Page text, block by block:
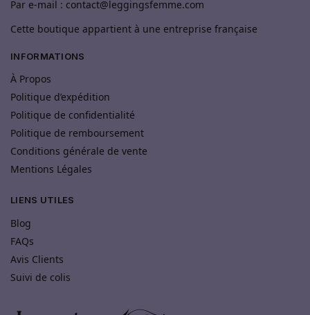
Par e-mail : contact@leggingsfemme.com
Cette boutique appartient à une entreprise française
INFORMATIONS
À Propos
Politique d’expédition
Politique de confidentialité
Politique de remboursement
Conditions générale de vente
Mentions Légales
LIENS UTILES
Blog
FAQs
Avis Clients
Suivi de colis